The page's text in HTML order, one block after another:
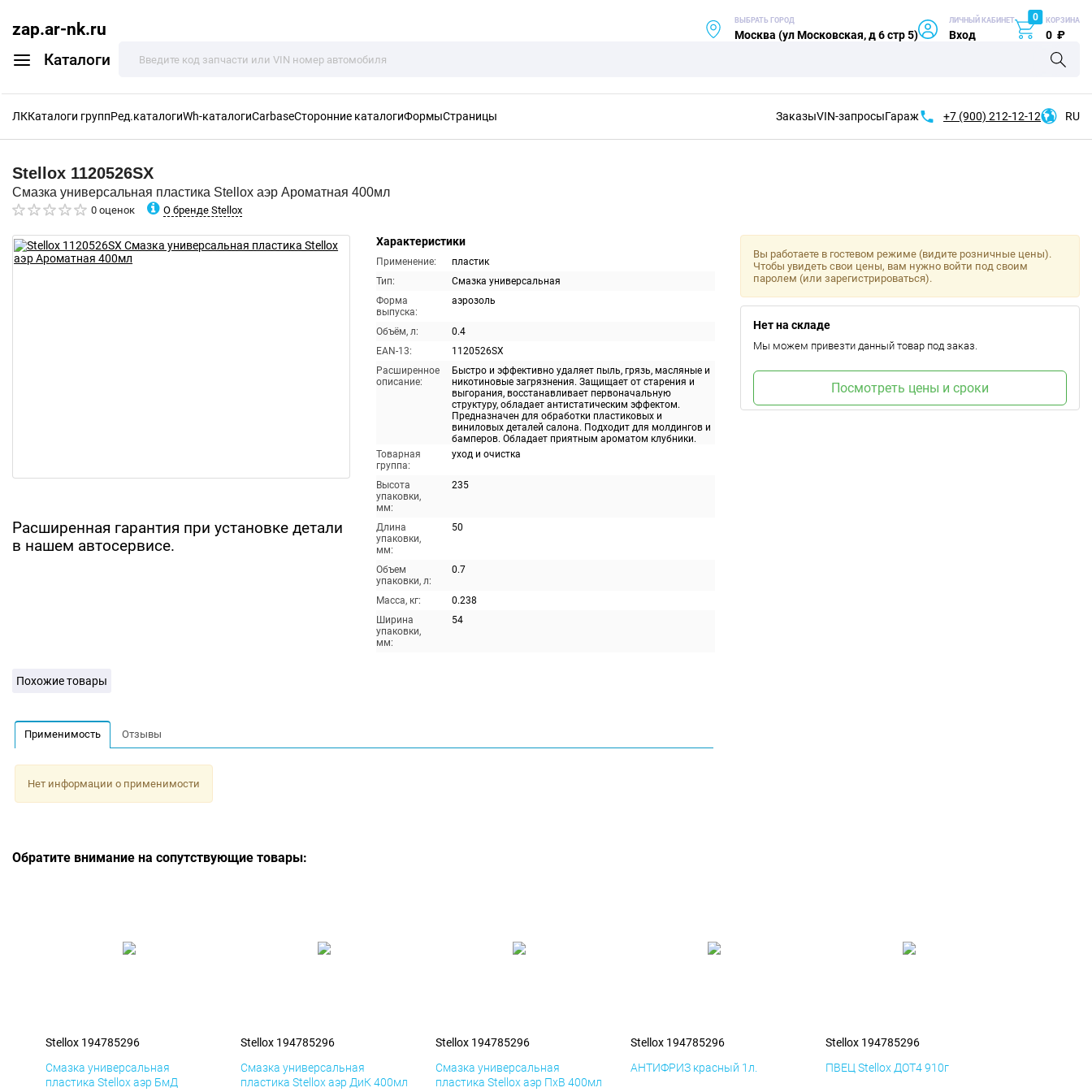
zap.ar-nk.ru
Каталоги
ВЫБРАТЬ ГОРОД
Москва (ул Московская, д 6 стр 5)
ЛИЧНЫЙ КАБИНЕТ
Вход
0 КОРЗИНА
0 ₽
ЛККаталоги группРед.каталогиWh-каталогиCarbaseСторонние каталогиФормыСтраницы ЗаказыVIN-запросыГараж +7 (900) 212-12-12 RU
Stellox 1120526SX
Смазка универсальная пластика Stellox аэр Ароматная 400мл
0 оценок О бренде Stellox
Расширенная гарантия при установке детали
в нашем автосервисе.
Характеристики
Применение:
пластик
Тип:
Смазка универсальная
Форма
выпуска:
аэрозоль
Объём, л:
0.4
EAN-13:
1120526SX
Расширенное
описание:
Быстро и эффективно удаляет пыль, грязь, масляные и
никотиновые загрязнения. Защищает от старения и
выгорания, восстанавливает первоначальную
структуру, обладает антистатическим эффектом.
Предназначен для обработки пластиковых и
виниловых деталей салона. Подходит для молдингов и
бамперов. Обладает приятным ароматом клубники.
Товарная
группа:
уход и очистка
Высота
упаковки,
мм:
235
Длина
упаковки,
мм:
50
Объем
упаковки, л:
0.7
Масса, кг:
0.238
Ширина
упаковки,
мм:
54
Вы работаете в гостевом режиме (видите розничные цены).
Чтобы увидеть свои цены, вам нужно войти под своим
паролем (или зарегистрироваться).
Нет на складе
Мы можем привезти данный товар под заказ.
Посмотреть цены и сроки
Похожие товары
Применимость Отзывы
Нет информации о применимости
Обратите внимание на сопутствующие товары:
Stellox 194785296
Смазка универсальная
пластика Stellox аэр БмД
Stellox 194785296
Смазка универсальная
пластика Stellox аэр ДиК 400мл
Stellox 194785296
Смазка универсальная
пластика Stellox аэр ПхВ 400мл
Stellox 194785296
АНТИФРИЗ красный 1л.
Stellox 194785296
ПВЕЦ Stellox ДОТ4 910г